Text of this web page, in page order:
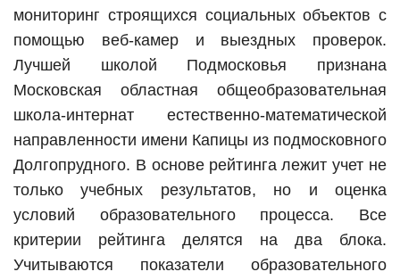
мониторинг строящихся социальных объектов с
помощью веб-камер и выездных проверок.
Лучшей школой Подмосковья признана
Московская областная общеобразовательная
школа-интернат естественно-математической
направленности имени Капицы из подмосковного
Долгопрудного. В основе рейтинга лежит учет не
только учебных результатов, но и оценка
условий образовательного процесса. Все
критерии рейтинга делятся на два блока.
Учитываются показатели образовательного